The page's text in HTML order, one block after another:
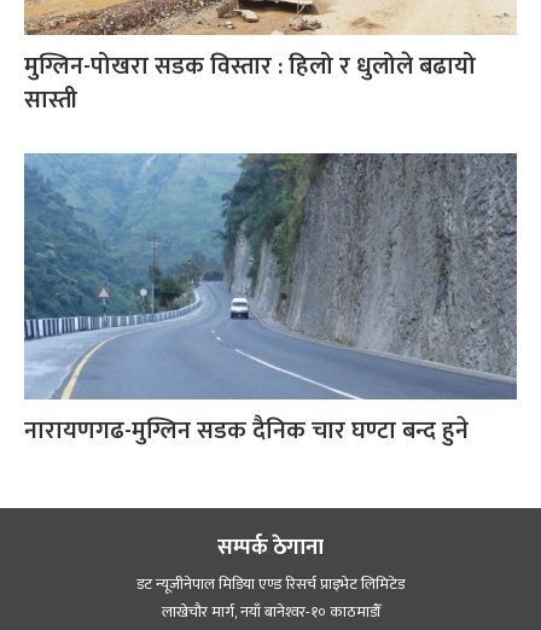
मुग्लिन-पोखरा सडक विस्तार : हिलो र धुलोले बढायो
सास्ती
नारायणगढ-मुग्लिन सडक दैनिक चार घण्टा बन्द हुने
सम्पर्क ठेगाना
डट न्यूजीनेपाल मिडिया एण्ड रिसर्च प्राइभेट लिमिटेड
लाखेचौर मार्ग, नयाँ बानेश्‍वर-१० काठमाडौँ